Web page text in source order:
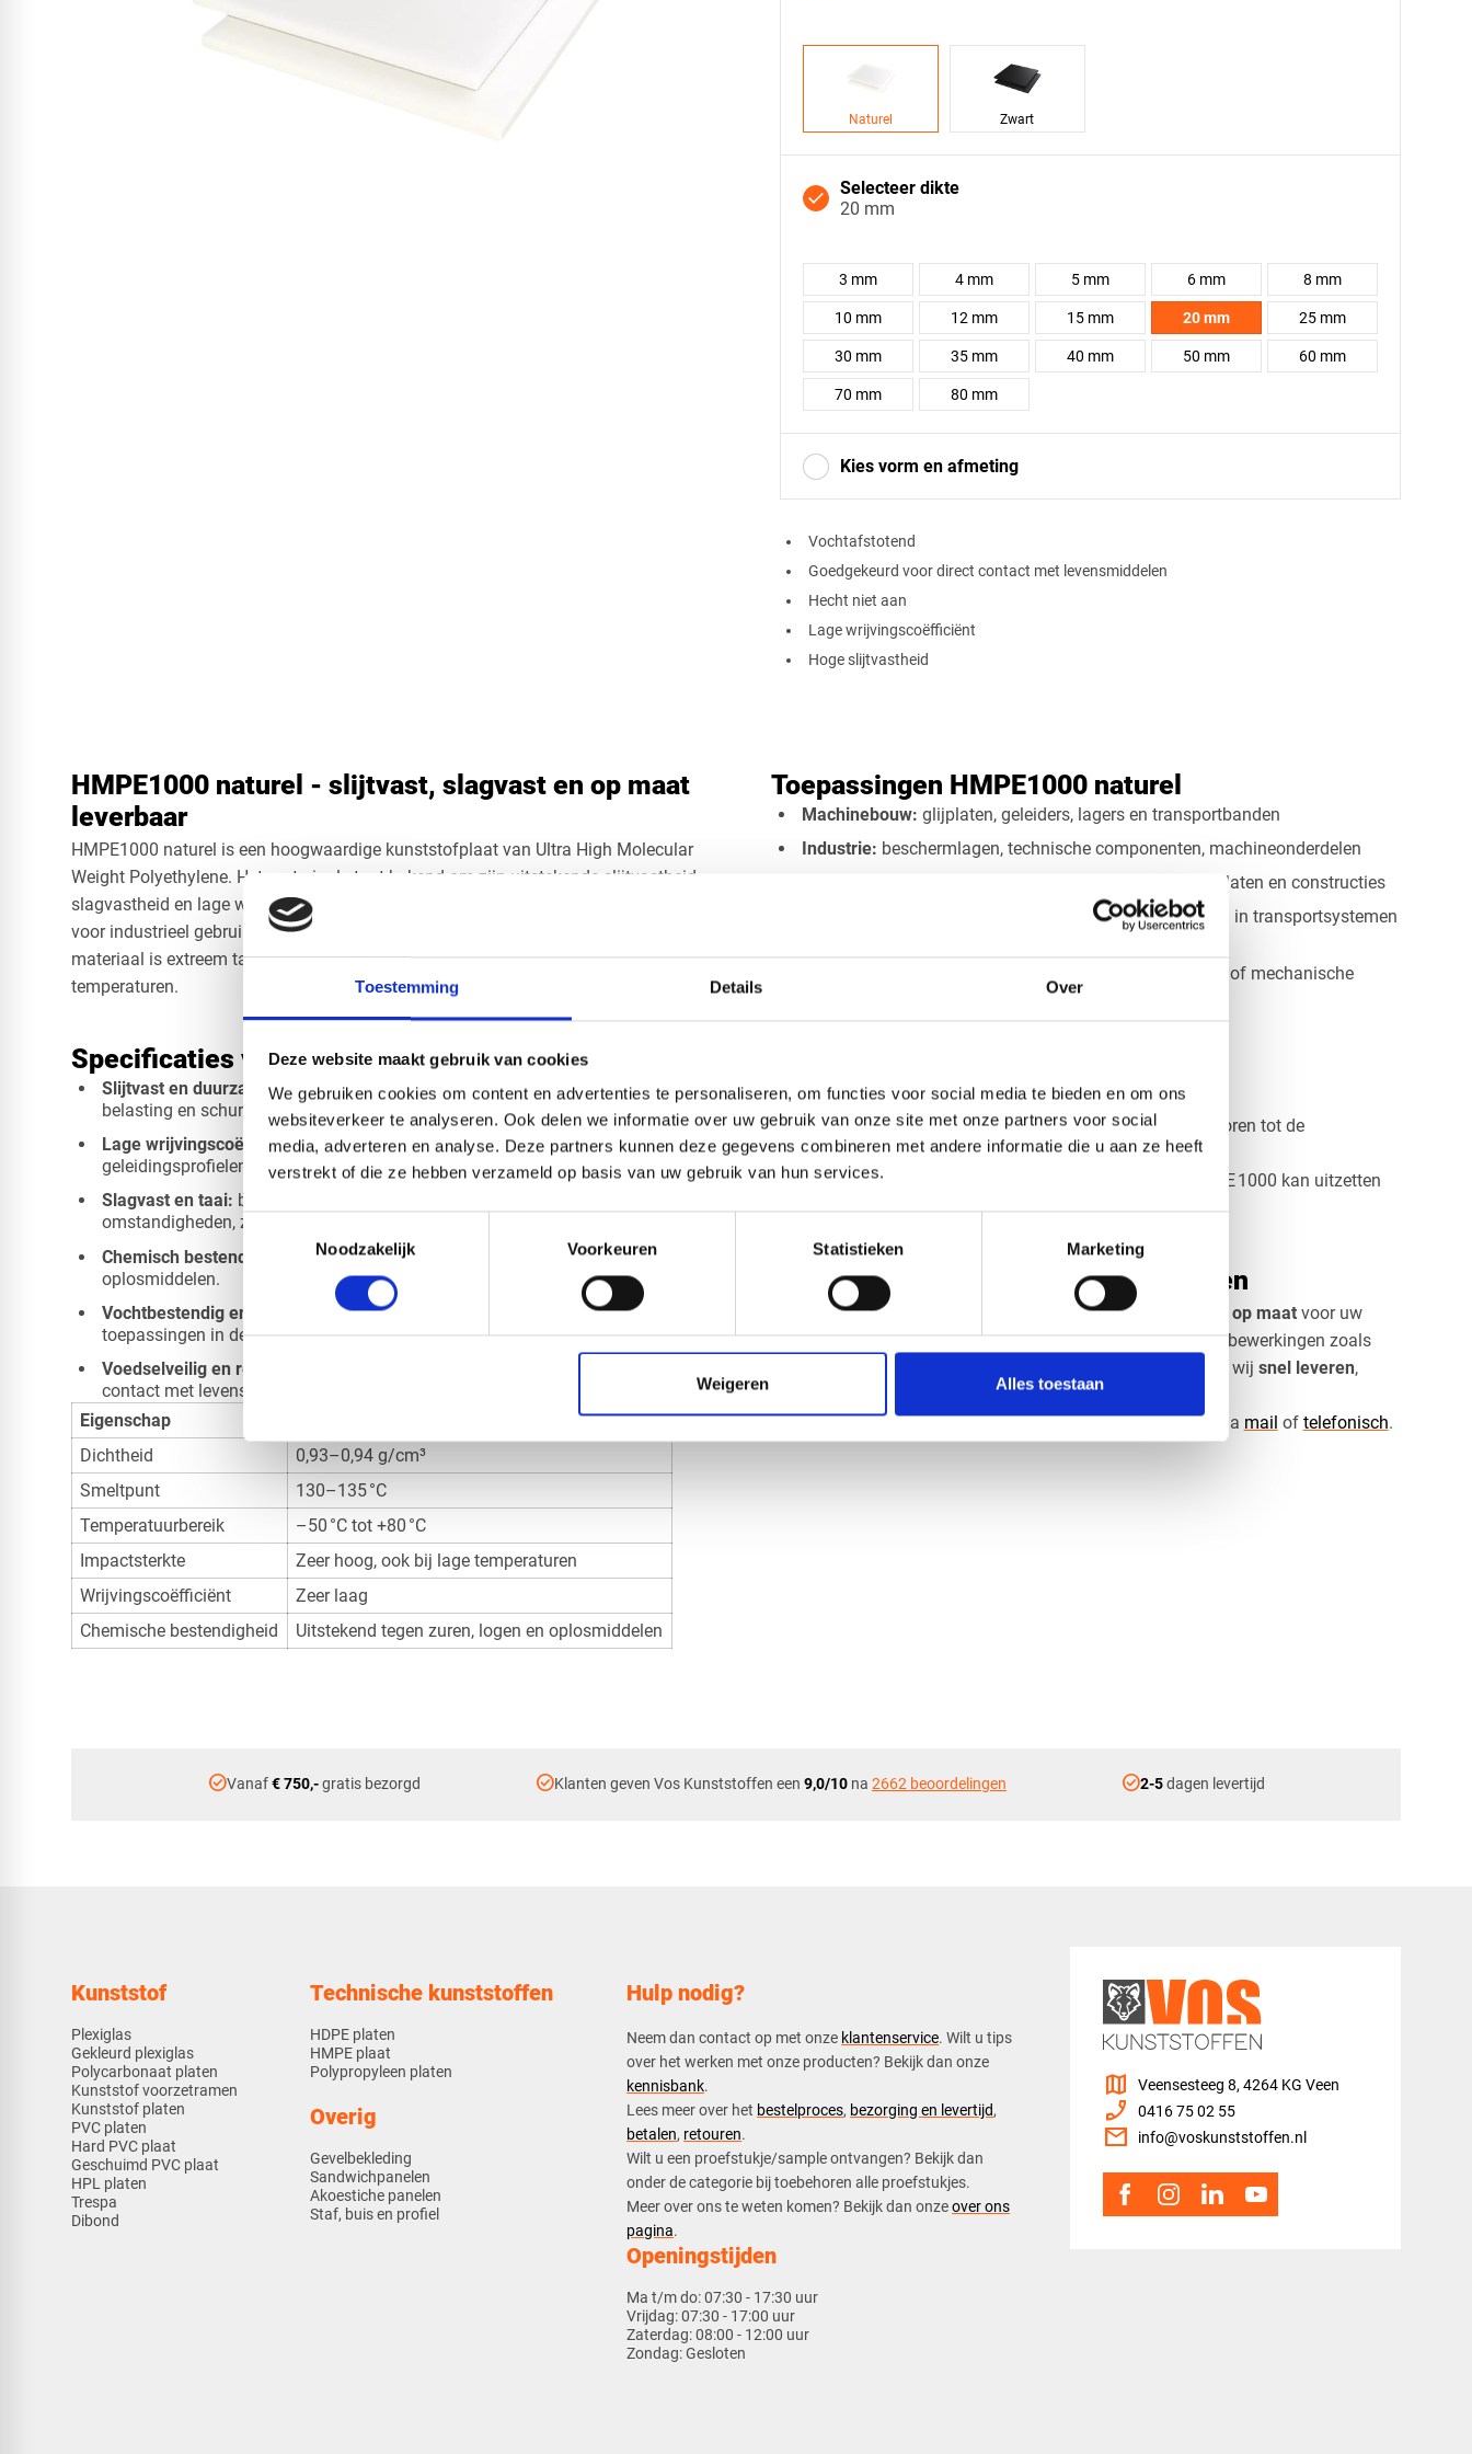
Toestemming Details Over
Deze website maakt gebruik van cookies
We gebruiken cookies om content en advertenties te personaliseren, om functies voor social media te bieden en om ons
websiteverkeer te analyseren. Ook delen we informatie over uw gebruik van onze site met onze partners voor social
media, adverteren en analyse. Deze partners kunnen deze gegevens combineren met andere informatie die u aan ze heeft
verstrekt of die ze hebben verzameld op basis van uw gebruik van hun services.
Toestemmingsselectie
Noodzakelijk
Voorkeuren Statistieken Marketing
Weigeren Alles toestaan
Naturel Zwart
Selecteer dikte
20 mm
3 mm 4 mm 5 mm 6 mm 8 mm
10 mm 12 mm 15 mm 20 mm 25 mm
30 mm 35 mm 40 mm 50 mm 60 mm
70 mm 80 mm
Kies vorm en afmeting
Vierkant Driehoek Rechthoek
Afsnede
​Vochtafstotend
Goedgekeurd voor direct contact met levensmiddelen
Hecht niet aan
Lage wrijvingscoëfficiënt
Hoge slijtvastheid
HMPE1000 naturel - slijtvast, slagvast en op maat
leverbaar
HMPE1000 naturel is een hoogwaardige kunststofplaat van Ultra High Molecular
Weight Polyethylene. Het materiaal staat bekend om zijn uitstekende slijtvastheid,
slagvastheid en lage wrijvingscoëfficiënt, waardoor het uitstekend geschikt is
voor industrieel gebruik, hygiënische toepassingen en machineonderdelen. Het
materiaal is extreem taai en vormvast, zelfs bij zware belasting of lage
temperaturen.
Specificaties van HMPE1000 naturel
Slijtvast en duurzaam:bestand tegen intensief gebruik, mechanische
belasting en schurende materialen.
Lage wrijvingscoëfficiënt:ideaal voor glijplaten, transportbanden en
geleidingsprofielen.
Slagvast en taai: behoudt zijn sterkte en veerkracht bij extreme
omstandigheden, zoals lage temperaturen of impactbelasting.
Chemisch bestendig:
goed bestand tegen water, zuren, logen, oliën en veel
oplosmiddelen.
Vochtbestendig en hygiënisch:praktisch geen wateropname; geschikt voor
toepassingen in de voedingsmiddelenindustrie.
Voedselveilig en recyclebaar:
contact met levensmiddelen.
Eigenschap
Dichtheid
0,93–0,94 g/cm³
Smeltpunt
130–135 °C
Temperatuurbereik
–50 °C tot +80 °C
Impactsterkte
Zeer hoog, ook bij lage temperaturen
Wrijvingscoëfficiënt
Zeer laag
Chemische bestendigheid
Uitstekend tegen zuren, logen en oplosmiddelen
Toepassingen HMPE1000 naturel
Machinebouw: glijplaten, geleiders, lagers en transportbanden
Industrie: beschermlagen, technische componenten, machineonderdelen
hygiënische wanden, glijplaten en constructies
platen voor slijtagebescherming in transportsystemen
onderdelen die hoge impact of mechanische
HMPE 1000 laat zich eenvoudigbewerken met standaard
kunststofgereedschap: zagen, frezen, boren en lassen behoren tot de
mogelijkheden.
Tip:Laat bij montage altijd voldoende speling, omdat HMPE 1000 kan uitzetten
of krimpen door temperatuurverschillen.
Op maat geleverd bij Vos Kunststoffen
Bij Vos Kunststoffen leveren we HMPE 1000 naturel precies op maatvoor uw
project. U kiest de gewenste dikte, afmetingen en eventueel bewerkingen zoals
uitsparingen of gaten. Dankzij onze ruime voorraad kunnen wij snel leveren,
zodat u direct aan de slag kunt met uw toepassing.
Voor vragen of meer informatie neem contact met ons op via mail of telefonisch.
check_circleVanaf€ 750,-gratis bezorgd check_circleKlanten geven Vos Kunststoffen een 9,0/10 na 2662 beoordelingen check_circle2-5dagen levertijd
Kunststof
Plexiglas
Gekleurd plexiglas
Polycarbonaat platen
Kunststof voorzetramen
Kunststof platen
PVC platen
Hard PVC plaat
Geschuimd PVC plaat
HPL platen
Trespa
Dibond
Technische kunststoffen
HDPE platen
HMPE plaat
Polypropyleen platen
Overig
Gevelbekleding
Sandwichpanelen
Akoestiche panelen
Staf, buis en profiel
Hulp nodig?
Neem dan contact op met onze klantenservice. Wilt u tips
over het werken met onze producten? Bekijk dan onze
kennisbank.
​Lees meer over het bestelproces, bezorging en levertijd,
betalen, retouren.​
​Wilt u een proefstukje/sample ontvangen? Bekijk dan
onder de categorie bij toebehoren alle proefstukjes.
​​Meer over ons te weten komen? Bekijk dan onzeover ons
pagina.
Openingstijden
Ma t/m do:07:30 - 17:30 uur
Vrijdag:07:30 - 17:00 uur
Zaterdag:08:00 - 12:00 uur
Zondag:Gesloten
map Veensesteeg 8, 4264 KG Veen
phone_enabled 0416 75 02 55
mail info@voskunststoffen.nl